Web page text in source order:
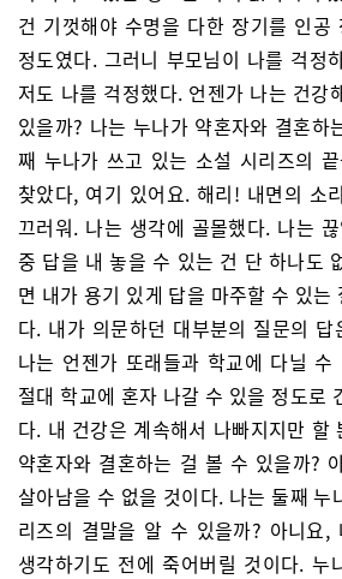
건 기껏해야 수명을 다한 장기를 인공
정도였다. 그러니 부모님이 나를 걱정
저도 나를 걱정했다. 언젠가 나는 건강
있을까? 나는 누나가 약혼자와 결혼하
째 누나가 쓰고 있는 소설 시리즈의
찾았다, 여기 있어요. 해리! 내면의 소
끄러워. 나는 생각에 골몰했다. 나는
중 답을 내 놓을 수 있는 건 단 하나도
면 내가 용기 있게 답을 마주할 수 있는
다. 내가 의문하던 대부분의 질문의
나는 언젠가 또래들과 학교에 다닐
절대 학교에 혼자 나갈 수 있을 정도로
다. 내 건강은 계속해서 나빠지지만 할
약혼자와 결혼하는 걸 볼 수 있을까?
살아남을 수 없을 것이다. 나는 둘째 누
리즈의 결말을 알 수 있을까? 아니요,
생각하기도 전에 죽어버릴 것이다. 누